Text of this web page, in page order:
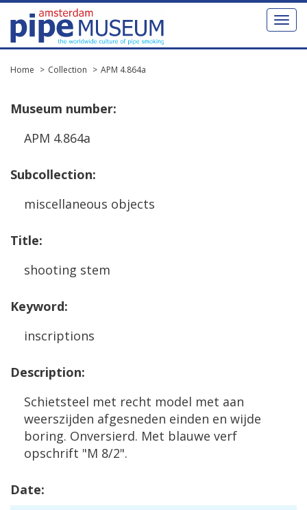
Toggle
Home Collection APM 4.864a
Museum number:
APM 4.864a
Subcollection:
miscellaneous objects
Title:
shooting stem
Keyword:
inscriptions
Description:
Schietsteel met recht model met aan
weerszijden afgesneden einden en wijde
boring. Onversierd. Met blauwe verf
opschrift "M 8/2".
Date: